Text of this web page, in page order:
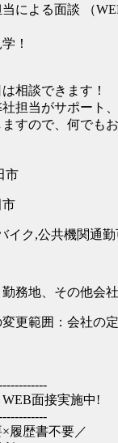
当による面談 （
！
相談できます！
担当がサポート、
すので、何でも
市
市
イク,公共機関通
務地、その他会
更範囲：会社の
面接実施中!
履歴書不要／